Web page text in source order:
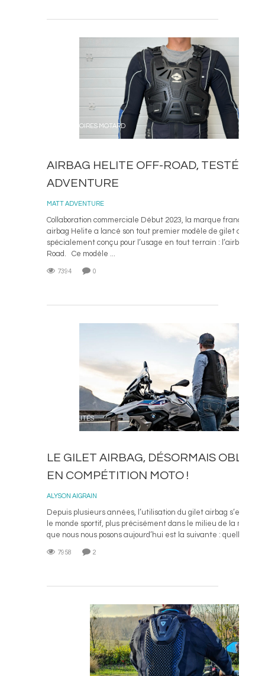
ACCESSOIRES MOTARD
AIRBAG HELITE OFF-ROAD, TESTÉ
ADVENTURE
MATT ADVENTURE
Collaboration commerciale Début 2023, la marque française
airbag Helite a lancé son tout premier modèle de gilet airbag
spécialement conçu pour l’usage en tout terrain : l’airbag
Road. Ce modèle ...
7394 0
ACTUALITÉS
LE GILET AIRBAG, DÉSORMAIS
EN COMPÉTITION MOTO !
ALYSON AIGRAIN
Depuis plusieurs années, l’utilisation du gilet airbag s’est
le monde sportif, plus précisément dans le milieu de la moto.
que nous nous posons aujourd’hui est la suivante : quelle est
7958 2